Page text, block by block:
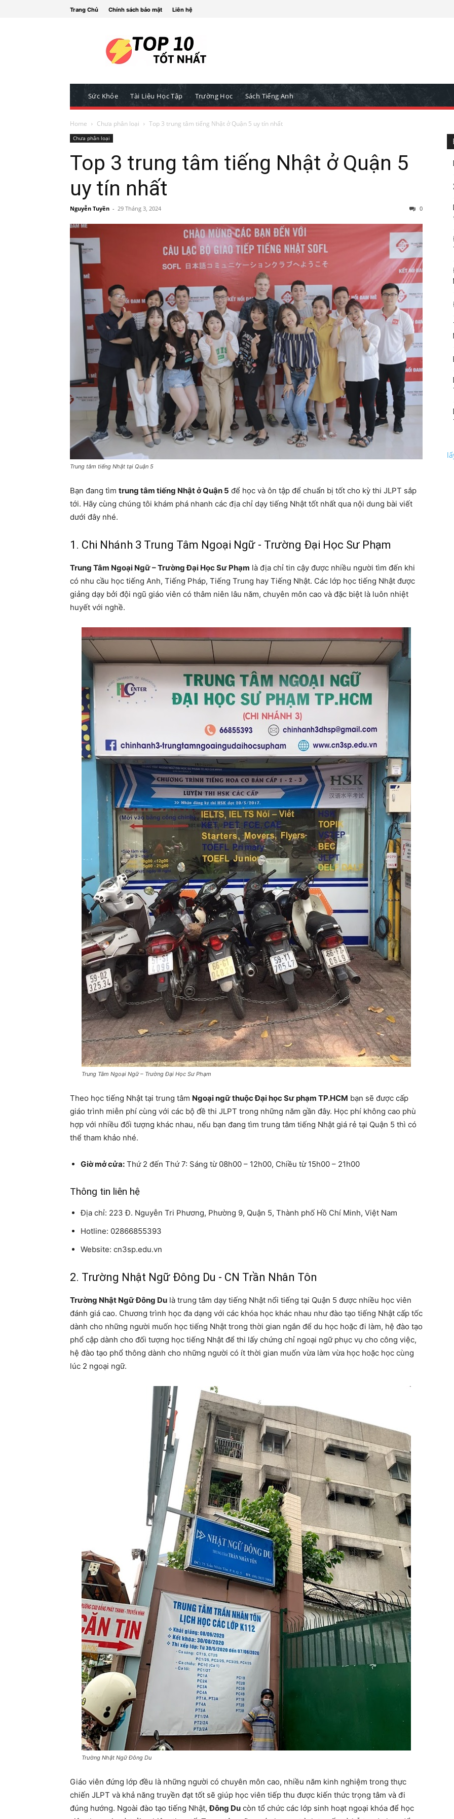
Trang Chủ Chính sách bảo mật Liên hệ
Sức Khỏe Tài Liệu Học Tập Trường Học Sách Tiếng Anh
Home Chưa phân loại Top 3 trung tâm tiếng Nhật ở Quận 5 uy tín nhất
Chưa phân loại
Top 3 trung tâm tiếng Nhật ở Quận 5
uy tín nhất
Nguyễn Tuyền - 29 Tháng 3, 2024 0
Trung tâm tiếng Nhật tại Quận 5
Bạn đang tìm trung tâm tiếng Nhật ở Quận 5 để học và ôn tập để chuẩn bị tốt cho kỳ thi JLPT sắp
tới. Hãy cùng chúng tôi khám phá nhanh các địa chỉ dạy tiếng Nhật tốt nhất qua nội dung bài viết
dưới đây nhé.
1. Chi Nhánh 3 Trung Tâm Ngoại Ngữ - Trường Đại Học Sư Phạm
Trung Tâm Ngoại Ngữ – Trường Đại Học Sư Phạm là địa chỉ tin cậy được nhiều người tìm đến khi
có nhu cầu học tiếng Anh, Tiếng Pháp, Tiếng Trung hay Tiếng Nhật. Các lớp học tiếng Nhật được
giảng dạy bởi đội ngũ giáo viên có thâm niên lâu năm, chuyên môn cao và đặc biệt là luôn nhiệt
huyết với nghề.
Trung Tâm Ngoại Ngữ – Trường Đại Học Sư Phạm
Theo học tiếng Nhật tại trung tâm Ngoại ngữ thuộc Đại học Sư phạm TP.HCM bạn sẽ được cấp
giáo trình miễn phí cùng với các bộ đề thi JLPT trong những năm gần đây. Học phí không cao phù
hợp với nhiều đối tượng khác nhau, nếu bạn đang tìm trung tâm tiếng Nhật giá rẻ tại Quận 5 thì có
thể tham khảo nhé.
Giờ mở cửa: Thứ 2 đến Thứ 7: Sáng từ 08h00 – 12h00, Chiều từ 15h00 – 21h00
Thông tin liên hệ
Địa chỉ: 223 Đ. Nguyễn Tri Phương, Phường 9, Quận 5, Thành phố Hồ Chí Minh, Việt Nam
Hotline: 02866855393
Website: cn3sp.edu.vn
2. Trường Nhật Ngữ Đông Du - CN Trần Nhân Tôn
Trường Nhật Ngữ Đông Du là trung tâm dạy tiếng Nhật nổi tiếng tại Quận 5 được nhiều học viên
đánh giá cao. Chương trình học đa dạng với các khóa học khác nhau như đào tạo tiếng Nhật cấp tốc
dành cho những người muốn học tiếng Nhật trong thời gian ngắn để du học hoặc đi làm, hệ đào tạo
phổ cập dành cho đối tượng học tiếng Nhật để thi lấy chứng chỉ ngoại ngữ phục vụ cho công việc,
hệ đào tạo phổ thông dành cho những người có ít thời gian muốn vừa làm vừa học hoặc học cùng
lúc 2 ngoại ngữ.
Trường Nhật Ngữ Đông Du
Giáo viên đứng lớp đều là những người có chuyên môn cao, nhiều năm kinh nghiệm trong thực
chiến JLPT và khả năng truyền đạt tốt sẽ giúp học viên tiếp thu được kiến thức trọng tâm và đi
đúng hướng. Ngoài đào tạo tiếng Nhật,Đông Du còn tổ chức các lớp sinh hoạt ngoại khóa để học